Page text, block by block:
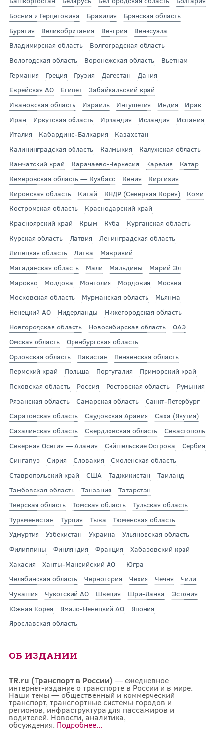
Босния и Герцеговина
Бразилия
Брянская область
Бурятия
Великобритания Венгрия
Венесуэла
Владимирская область
Волгоградская область
Вологодская область
Воронежская область
Вьетнам
Германия
Греция Грузия Дагестан
Дания
Еврейская АО
Египет
Забайкальский край
Ивановская область
Израиль Ингушетия Индия
Ирак
Иран
Иркутская область Ирландия Исландия
Испания
Италия
Кабардино-Балкария
Казахстан
Калининградская область
Калмыкия
Калужская область
Камчатский край
Карачаево-Черкесия Карелия
Катар
Кемеровская область — Кузбасс
Кения
Киргизия
Кировская область
Китай КНДР (Северная Корея)
Коми
Костромская область
Краснодарский край
Красноярский край
Крым Куба
Курганская область
Курская область
Латвия
Ленинградская область
Липецкая область
Литва
Маврикий
Магаданская область
Мали Мальдивы
Марий Эл
Марокко
Молдова Монголия Мордовия
Москва
Московская область
Мурманская область
Мьянма
Ненецкий АО
Нидерланды
Нижегородская область
Новгородская область
Новосибирская область
ОАЭ
Омская область
Оренбургская область
Орловская область
Пакистан
Пензенская область
Пермский край
Польша Португалия
Приморский край
Псковская область
Россия Ростовская область
Румыния
Рязанская область
Самарская область
Санкт-Петербург
Саратовская область
Саудовская Аравия
Саха (Якутия)
Сахалинская область
Свердловская область
Севастополь
Северная Осетия — Алания
Сейшельские Острова
Сербия
Сингапур
Сирия Словакия
Смоленская область
Ставропольский край
США Таджикистан
Таиланд
Тамбовская область
Танзания
Татарстан
Тверская область
Томская область
Тульская область
Туркменистан
Турция Тыва
Тюменская область
Удмуртия
Узбекистан Украина
Ульяновская область
Филиппины
Финляндия Франция
Хабаровский край
Хакасия
Ханты-Мансийский АО — Югра
Челябинская область
Черногория Чехия Чечня
Чили
Чувашия
Чукотский АО Швеция Шри-Ланка
Эстония
Южная Корея
Ямало-Ненецкий АО
Япония
Ярославская область
ОБ ИЗДАНИИ
TR.ru (Транспорт в России) — ежедневное
интернет-издание о транспорте в России и в мире.
Наши темы — общественный и коммерческий
транспорт, транспортные системы городов и
регионов, инфраструктура для пассажиров и
водителей. Новости, аналитика,
обсуждения. Подробнее...